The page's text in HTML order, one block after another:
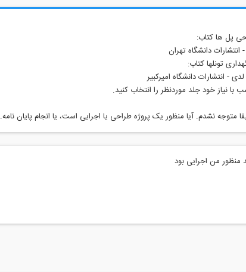
متوجه نشدم. آیا منظور یک پروژه طراحی یا اجرایی است، یا انجام پایان نامه.
من اجرایی بود